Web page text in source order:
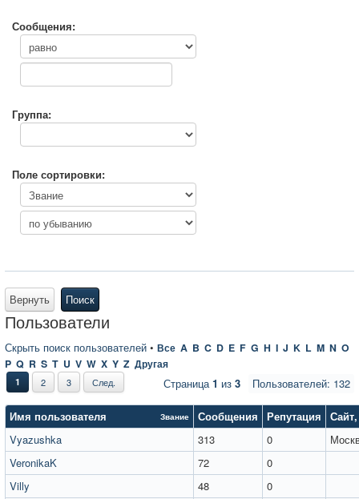
Сообщения:
Группа:
Поле сортировки:
Вернуть Поиск
Пользователи
Скрыть поиск пользователей • Все A B C D E F G H I J K L M N O
P Q R S T U V W X Y Z Другая
Пользователей: 132
1 2 3 След. Страница1 из 3
Имя пользователя Звание Сообщения Репутация Сайт
Vyazushka
313 0
VeronikaK
72
0
Villy
48
0